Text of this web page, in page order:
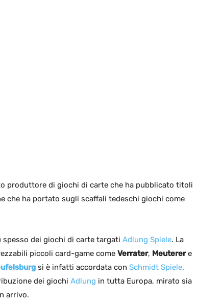
produttore di giochi di carte che ha pubblicato titoli
che ha portato sugli scaffali tedeschi giochi come
spesso dei giochi di carte targati Adlung Spiele. La
piccoli card-game come Verrater, Meuterere
si è infatti accordata con Schmidt Spiele,
dei giochi Adlung in tutta Europa, mirato sia
arrivo.